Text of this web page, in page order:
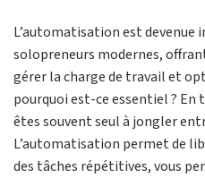
L’automatisation est devenue
solopreneurs modernes,
gérer la charge de travail et
pourquoi est-ce essentiel ? En
êtes souvent seul à jongler
L’automatisation permet de
des tâches répétitives, vous